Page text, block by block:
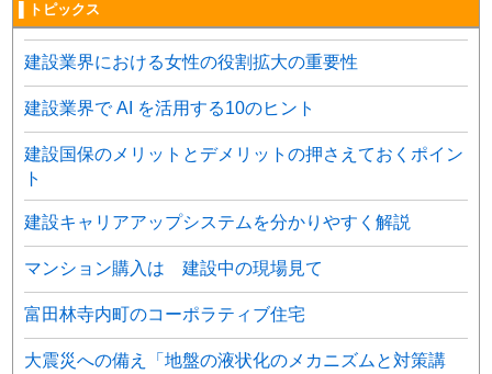
▌トピックス
建設業界における女性の役割拡大の重要性
建設業界で AI を活用する10のヒント
建設国保のメリットとデメリットの押さえておくポイン
ト
建設キャリアアップシステムを分かりやすく解説
マンション購入は 建設中の現場見て
富田林寺内町のコーポラティブ住宅
大震災への備え「地盤の液状化のメカニズムと対策講